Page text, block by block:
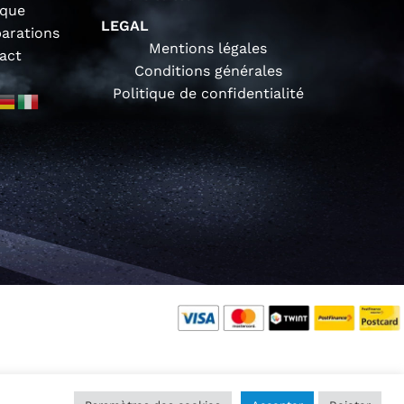
LEGAL
Mentions légales
Conditions générales
Politique de confidentialité